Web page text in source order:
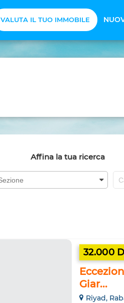
VALUTA IL TUO IMMOBILE
Affina la tua ricerca
32.000
Giar...
Riyad,